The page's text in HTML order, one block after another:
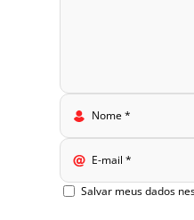
Nome*
E-mail*
Salvar meus dados